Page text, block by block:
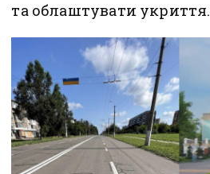
та облаштувати укриття.